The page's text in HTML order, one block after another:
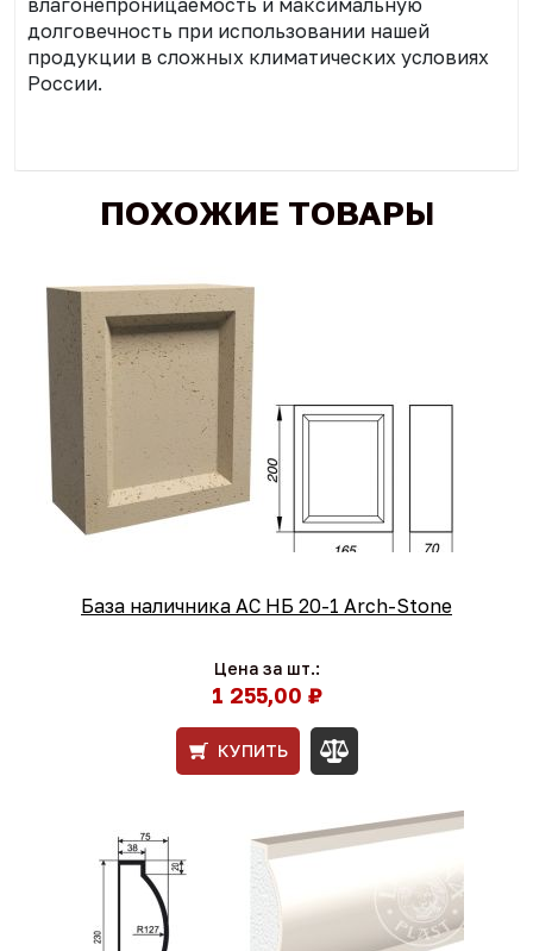
влагонепроницаемость и максимальную
долговечность при использовании нашей
продукции в сложных климатических условиях
России.
ПОХОЖИЕ ТОВАРЫ
База наличника AC НБ 20-1 Arch-Stone
Цена за шт.:
1 255,00 ₽
КУПИТЬ